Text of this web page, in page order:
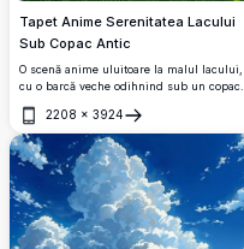
Tapet Anime Serenitatea Lacului
Sub Copac Antic
O scenă anime uluitoare la malul lacului,
cu o barcă veche odihnind sub un copac
vast, cu vile elegante, păduri luxuriante și
munți majestuoși reflectați în apa
cristalină sub un cer albastru vibrant.
2208 × 3924
Deschide